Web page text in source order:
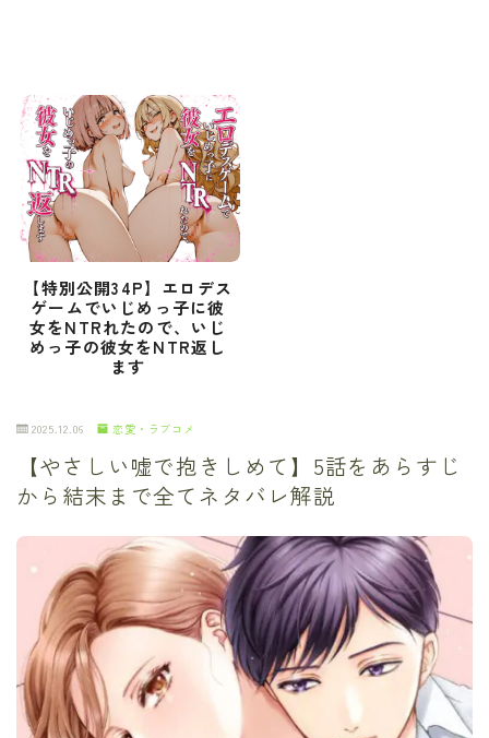
【特別公開34P】エロデス
ゲームでいじめっ子に彼
女をNTRれたので、いじ
めっ子の彼女をNTR返し
ます
2025.12.06 恋愛・ラブコメ
【やさしい嘘で抱きしめて】5話をあらすじ
から結末まで全てネタバレ解説